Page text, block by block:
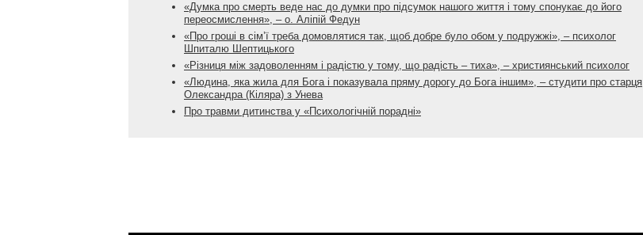
«Думка про смерть веде нас до думки про підсумок нашого життя і тому спонукає до його
переосмислення», – о. Аліпій Федун
«Про гроші в сім’ї треба домовлятися так, щоб добре було обом у подружжі», – психолог
Шпиталю Шептицького
«Різниця між задоволенням і радістю у тому, що радість – тиха», – християнський психолог
«Людина, яка жила для Бога і показувала пряму дорогу до Бога іншим», – студити про старця
Олександра (Кіляра) з Унева
Про травми дитинства у «Психологічній порадні»